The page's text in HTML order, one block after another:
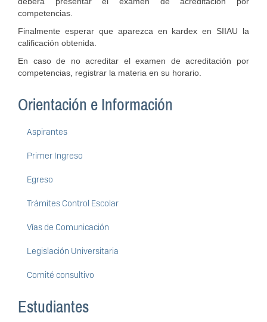
competencias.
Finalmente esperar que aparezca en kardex en SIIAU la
calificación obtenida.
En caso de no acreditar el examen de acreditación por
competencias, registrar la materia en su horario.
Orientación e Información
Aspirantes
Primer Ingreso
Egreso
Trámites Control Escolar
Vías de Comunicación
Legislación Universitaria
Comité consultivo
Estudiantes